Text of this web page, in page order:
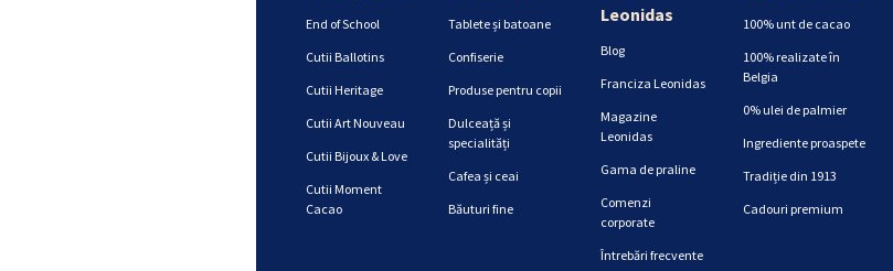
End of School
Cutii Ballotins
Cutii Heritage
Cutii Art Nouveau
Cutii Bijoux & Love
Cutii Moment
Cacao
Tablete și batoane
Confiserie
Produse pentru copii
Dulceață și
specialități
Cafea și ceai
Băuturi fine
Leonidas
Blog
Franciza Leonidas
Magazine
Leonidas
Gama de praline
Comenzi
corporate
Întrebări frecvente
100% unt de cacao
100% realizate în
Belgia
0% ulei de palmier
Ingrediente proaspete
Tradiție din 1913
Cadouri premium